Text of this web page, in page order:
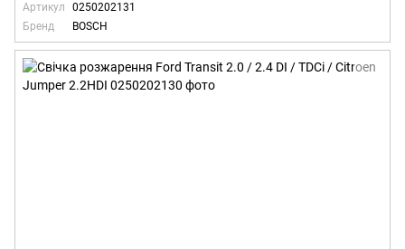
Артикул
0250202131
Бренд
BOSCH